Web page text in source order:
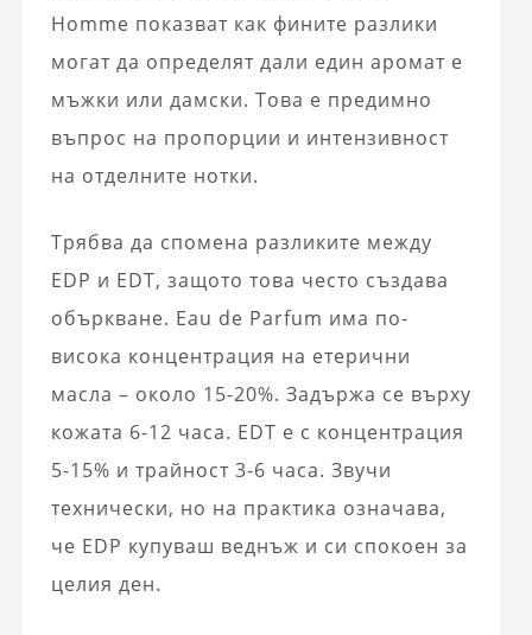
Homme показват как фините разлики
могат да определят дали един аромат е
мъжки или дамски. Това е предимно
въпрос на пропорции и интензивност
на отделните нотки.
Трябва да спомена разликите между
EDP и EDT, защото това често създава
объркване. Eau de Parfum има по-
висока концентрация на етерични
масла – около 15-20%. Задържа се върху
кожата 6-12 часа. EDT е с концентрация
5-15% и трайност 3-6 часа. Звучи
технически, но на практика означава,
че EDP купуваш веднъж и си спокоен за
целия ден.